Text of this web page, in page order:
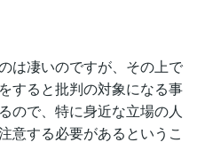
は凄いのですが、その上で
すると批判の対象になる事
ので、特に身近な立場の人
意する必要があるというこ